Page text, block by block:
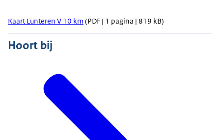
Kaart Lunteren V 10 km (PDF | 1 pagina | 819 kB)
Hoort bij